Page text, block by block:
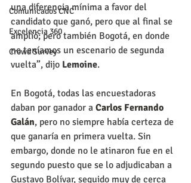
Comunicados CNC
Excelencia 360
Crowd Survey
una diferencia mínima a favor del
candidato que ganó, pero que al final se
amplió; pero también Bogotá, en donde
no teníamos un escenario de segunda
vuelta”, dijo Lemoine.
En Bogotá, todas las encuestadoras
daban por ganador a Carlos Fernando
Galán, pero no siempre había certeza de
que ganaría en primera vuelta. Sin
embargo, donde no le atinaron fue en el
segundo puesto que se lo adjudicaban a
Gustavo Bolívar, seguido muy de cerca